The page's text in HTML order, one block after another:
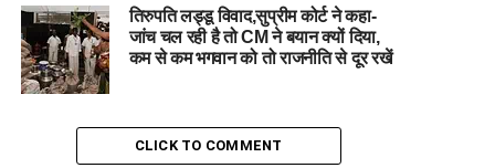
तिरुपति लड्डू विवाद,सुप्रीम कोर्ट ने कहा-
जांच चल रही है तो CM ने बयान क्यों दिया,
कम से कम भगवान को तो राजनीति से दूर रखें
CLICK TO COMMENT